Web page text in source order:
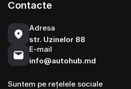
Contacte
Adresa
str. Uzinelor 88
E-mail
info@autohub.md
Suntem pe rețelele sociale